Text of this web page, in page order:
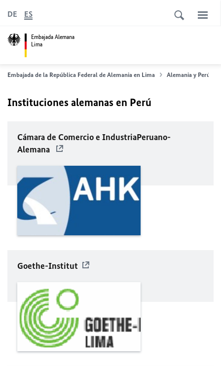
Embajada Alemana
Lima
DE ES
Embajada de la República Federal de Alemania en Lima Alemania y Perú
Instituciones alemanas en Perú
Cámara de Comercio e IndustriaPeruano-
Alemana
Goethe-Institut